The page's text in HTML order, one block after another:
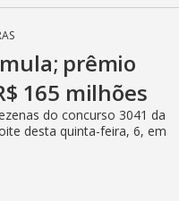
prêmio
165 milhões
do concurso 3041 da
desta quinta-feira, 6, em